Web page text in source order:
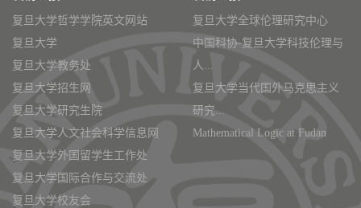
复旦大学哲学学院英文网站
复旦大学
复旦大学教务处
复旦大学招生网
复旦大学研究生院
复旦大学人文社会科学信息网
复旦大学外国留学生工作处
复旦大学国际合作与交流处
复旦大学校友会
复旦大学全球伦理研究中心
中国科协-复旦大学科技伦理与
人...
复旦大学当代国外马克思主义
研究...
Mathematical Logic at Fudan